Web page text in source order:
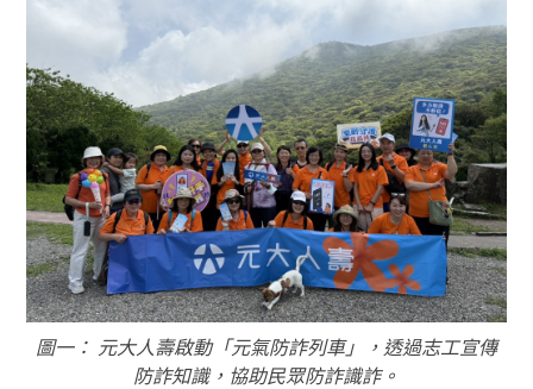
圖一： 元大人壽啟動「元氣防詐列車」，透過志工宣傳
防詐知識，協助民眾防詐識詐。